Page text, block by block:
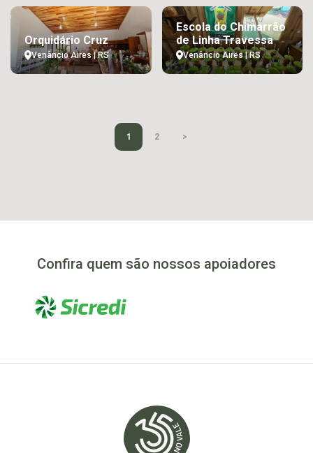
Orquidário Cruz
Venâncio Aires | RS
Escola do Chimarrão
de Linha Travessa
Venâncio Aires | RS
1 2
Confira quem são nossos apoiadores